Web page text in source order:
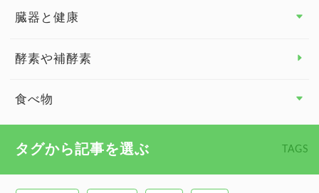
臓器と健康
臓器と健康 トップ
慢性疲労
酵素や補酵素
食べ物
タグから記事を選ぶ TAGS